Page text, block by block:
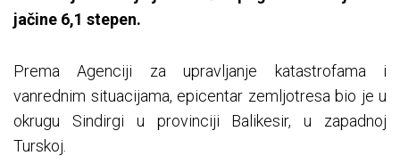
jačine 6,1 stepen.
Prema Agenciji za upravljanje katastrofama i
vanrednim situacijama, epicentar zemljotresa bio je u
okrugu Sindirgi u provinciji Balikesir, u zapadnoj
Turskoj.